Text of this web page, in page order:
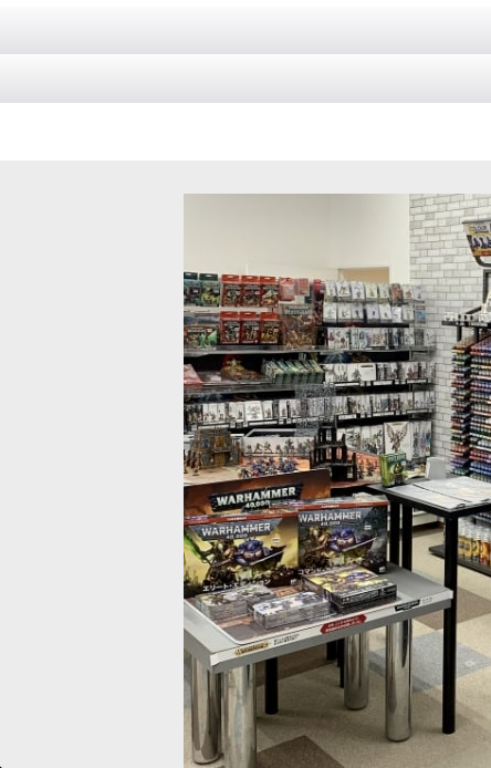
日本語版
イザー
イザー インファーナル・レイザーは、ジッグラトの窒息するよう
ブル・ケンタウロスは、ハシュットの祝福を受けたと信じられる
ィーモンスミスは、ハシュットの闇の魔術を操り、いかなる代償
ク・タール
オヴ・ハシュット] ドミネイター・エンジ
[ヘルスミス・オヴ・ハシュット] イ
ート[82-12]
7,900円(税込)